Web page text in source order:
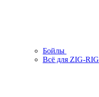
Бойлы
Всё для ZIG-RIG